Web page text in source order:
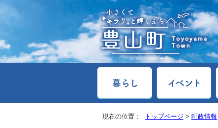
現在の位置： トップページ > 町政情報